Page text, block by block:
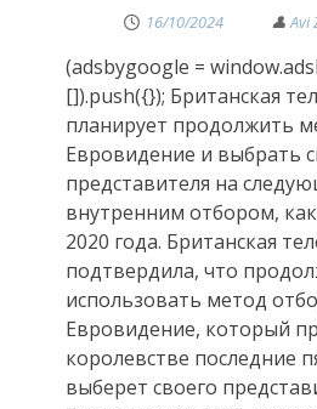
16/10/2024
(adsbygoogle =
[]).push({}); Британская
планирует продолжить
Евровидение и выбрать
представителя на
внутренним отбором,
2020 года. Британская
подтвердила, что
использовать метод
Евровидение, который
королевстве последние
выберет своего